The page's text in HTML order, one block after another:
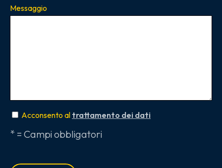
Messaggio
Acconsento al trattamento dei dati
* = Campi obbligatori